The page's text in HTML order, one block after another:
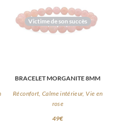
Victime de son succès
BRACELET MORGANITE 8MM
Réconfort, Calme intérieur, Vie en
rose
49€